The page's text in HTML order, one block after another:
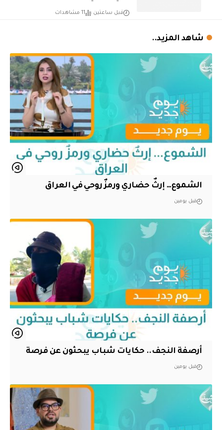
قبل ساعتين 11 مشاهدات
شاهد المزيد..
الشموع… إرثٌ حضاري ورمزٌ روحي في العراق
قبل يومين
أرصفة النجف.. حكايات شباب يبحثون عن فرصة
قبل يومين